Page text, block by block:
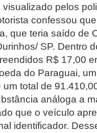
visualizado pelos
confessou
que teria saído de
SP. Dentro
R$ 17,00
do Paraguai,
total de
análoga a
que o veículo
identificador.